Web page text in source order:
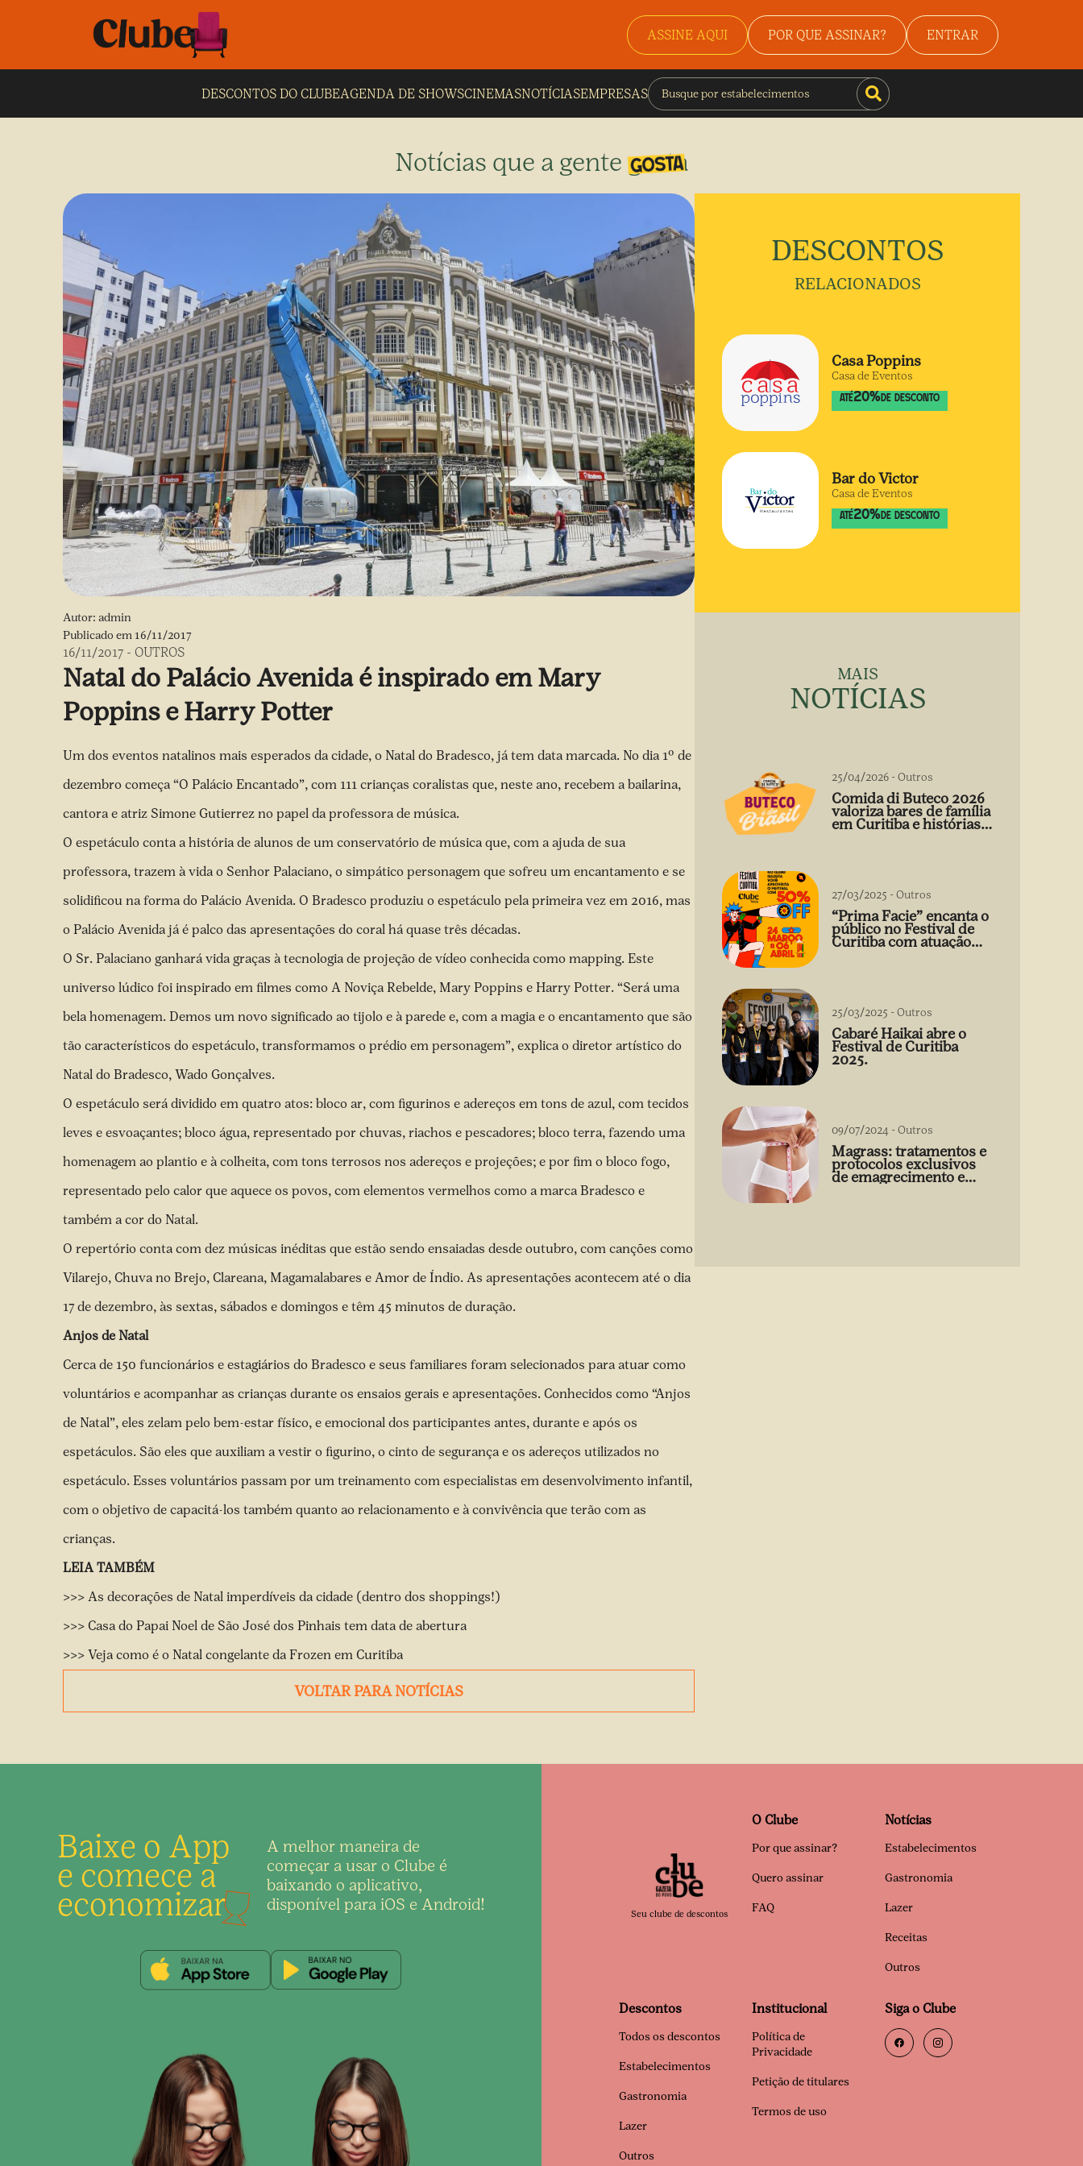
ASSINE AQUI POR QUE ASSINAR? ENTRAR
DESCONTOS DO CLUBEAGENDA DE SHOWSCINEMASNOTÍCIASEMPRESAS
Notícias que a gente gosta
Autor: admin
Publicado em16/11/2017
16/11/2017 - OUTROS
Natal do Palácio Avenida é inspirado em Mary
Poppins e Harry Potter
Um dos eventos natalinos mais esperados da cidade, o Natal do Bradesco, já tem data marcada. No dia 1º de
dezembro começa “O Palácio Encantado”, com 111 crianças coralistas que, neste ano, recebem a bailarina,
cantora e atriz Simone Gutierrez no papel da professora de música.
O espetáculo conta a história de alunos de um conservatório de música que, com a ajuda de sua
professora, trazem à vida o Senhor Palaciano, o simpático personagem que sofreu um encantamento e se
solidificou na forma do Palácio Avenida. O Bradesco produziu o espetáculo pela primeira vez em 2016, mas
o Palácio Avenida já é palco das apresentações do coral há quase três décadas.
O Sr. Palaciano ganhará vida graças à tecnologia de projeção de vídeo conhecida como mapping. Este
universo lúdico foi inspirado em filmes como A Noviça Rebelde, Mary Poppins e Harry Potter. “Será uma
bela homenagem. Demos um novo significado ao tijolo e à parede e, com a magia e o encantamento que são
tão característicos do espetáculo, transformamos o prédio em personagem”, explica o diretor artístico do
Natal do Bradesco, Wado Gonçalves.
O espetáculo será dividido em quatro atos: bloco ar, com figurinos e adereços em tons de azul, com tecidos
leves e esvoaçantes; bloco água, representado por chuvas, riachos e pescadores; bloco terra, fazendo uma
homenagem ao plantio e à colheita, com tons terrosos nos adereços e projeções; e por fim o bloco fogo,
representado pelo calor que aquece os povos, com elementos vermelhos como a marca Bradesco e
também a cor do Natal.
O repertório conta com dez músicas inéditas que estão sendo ensaiadas desde outubro, com canções como
Vilarejo, Chuva no Brejo, Clareana, Magamalabares e Amor de Índio. As apresentações acontecem até o dia
17 de dezembro, às sextas, sábados e domingos e têm 45 minutos de duração.
Anjos de Natal
Cerca de 150 funcionários e estagiários do Bradesco e seus familiares foram selecionados para atuar como
voluntários e acompanhar as crianças durante os ensaios gerais e apresentações. Conhecidos como “Anjos
de Natal”, eles zelam pelo bem-estar físico, e emocional dos participantes antes, durante e após os
espetáculos. São eles que auxiliam a vestir o figurino, o cinto de segurança e os adereços utilizados no
espetáculo. Esses voluntários passam por um treinamento com especialistas em desenvolvimento infantil,
com o objetivo de capacitá-los também quanto ao relacionamento e à convivência que terão com as
crianças.
LEIA TAMBÉM
>>> As decorações de Natal imperdíveis da cidade (dentro dos shoppings!)
>>> Casa do Papai Noel de São José dos Pinhais tem data de abertura
>>> Veja como é o Natal congelante da Frozen em Curitiba
VOLTAR PARA NOTÍCIAS
DESCONTOS
RELACIONADOS
Casa Poppins
Casa de Eventos
ATÉ20%DE DESCONTO
Bar do Victor
Casa de Eventos
ATÉ20%DE DESCONTO
MAIS
NOTÍCIAS
25/04/2026 -Outros
Comida di Buteco 2026
valoriza bares de família
em Curitiba e histórias
27/03/2025 -Outros
“Prima Facie” encanta o
público no Festival de
Curitiba com atuação
arrebatadora de Débora
25/03/2025 -Outros
Cabaré Haikai abre o
Festival de Curitiba
2025.
09/07/2024 -Outros
Magrass: tratamentos e
protocolos exclusivos
de emagrecimento e
estética sem uso de
Baixe o App
e comece a
economizar
A melhor maneira de
começar a usar o Clube é
baixando o aplicativo,
disponível para iOS e Android!
Seu clube de descontos
O Clube
Por que assinar?
Quero assinar
FAQ
Notícias
Estabelecimentos
Gastronomia
Lazer
Receitas
Outros
Descontos
Todos os descontos
Estabelecimentos
Gastronomia
Lazer
Outros
Institucional
Política de
Privacidade
Petição de titulares
Termos de uso
Siga o Clube